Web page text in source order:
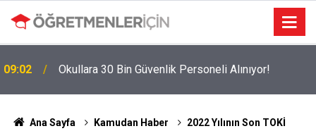
09:02
Okullara 30 Bin Güvenlik Personeli Alınıyor!
19:01
Öncelik Hangi Alanın Oldu?
Ana Sayfa Kamudan Haber
2022 Yılının Son TOKİ